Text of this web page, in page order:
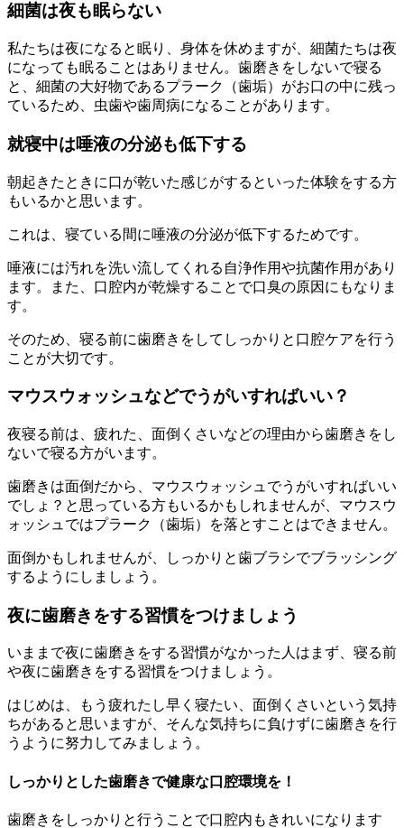
細菌は夜も眠らない
私たちは夜になると眠り、身体を休めますが、細菌たちは夜
になっても眠ることはありません。歯磨きをしないで寝る
と、細菌の大好物であるプラーク（歯垢）がお口の中に残っ
ているため、虫歯や歯周病になることがあります。
就寝中は唾液の分泌も低下する
朝起きたときに口が乾いた感じがするといった体験をする方
もいるかと思います。
これは、寝ている間に唾液の分泌が低下するためです。
唾液には汚れを洗い流してくれる自浄作用や抗菌作用があり
ます。また、口腔内が乾燥することで口臭の原因にもなりま
す。
そのため、寝る前に歯磨きをしてしっかりと口腔ケアを行う
ことが大切です。
マウスウォッシュなどでうがいすればいい？
夜寝る前は、疲れた、面倒くさいなどの理由から歯磨きをし
ないで寝る方がいます。
歯磨きは面倒だから、マウスウォッシュでうがいすればいい
でしょ？と思っている方もいるかもしれませんが、マウスウ
ォッシュではプラーク（歯垢）を落とすことはできません。
面倒かもしれませんが、しっかりと歯ブラシでブラッシング
するようにしましょう。
夜に歯磨きをする習慣をつけましょう
いままで夜に歯磨きをする習慣がなかった人はまず、寝る前
や夜に歯磨きをする習慣をつけましょう。
はじめは、もう疲れたし早く寝たい、面倒くさいという気持
ちがあると思いますが、そんな気持ちに負けずに歯磨きを行
うように努力してみましょう。
しっかりとした歯磨きで健康な口腔環境を！
歯磨きをしっかりと行うことで口腔内もきれいになります